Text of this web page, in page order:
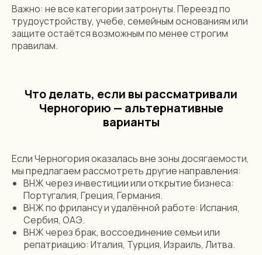
Важно: не все категории затронуты. Переезд по
трудоустройству, учебе, семейным основаниям или
защите остаётся возможным по менее строгим
правилам.
Что делать, если вы рассматривали
Черногорию — альтернативные
варианты
Если Черногория оказалась вне зоны досягаемости,
мы предлагаем рассмотреть другие направления:
ВНЖ через инвестиции или открытие бизнеса:
Португалия, Греция, Германия.
ВНЖ по фрилансу и удалённой работе: Испания,
Сербия, ОАЭ.
ВНЖ через брак, воссоединение семьи или
репатриацию: Италия, Турция, Израиль, Литва.